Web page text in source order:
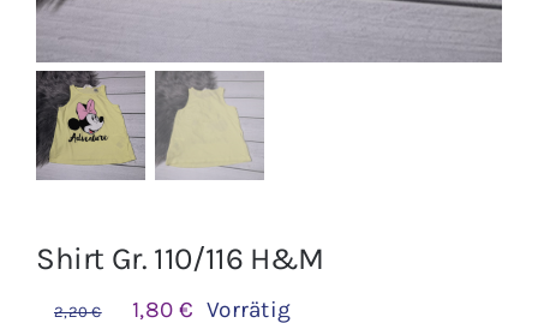
Spielzeug
Babyausstattung
Krims Krams
Shirt Gr. 110/116 H&M
2,20€
Ursprünglicher
1,80€ Aktueller
Vorrätig